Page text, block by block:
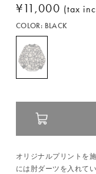
通
常
価
格
¥11,000 (tax
COLOR: BLACK
オリジナルプリントを
には肘ダーツを入れて